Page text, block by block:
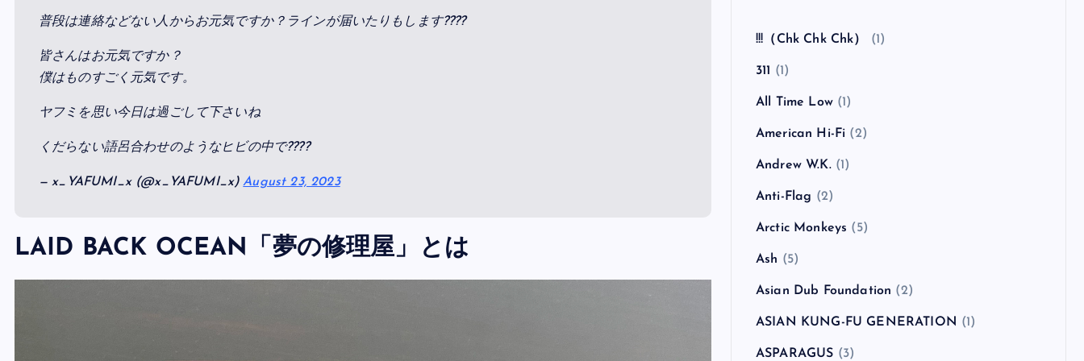
普段は連絡などない人からお元気ですか？ラインが届いたりもします????
皆さんはお元気ですか？
僕はものすごく元気です。
ヤフミを思い今日は過ごして下さいね
くだらない語呂合わせのようなヒビの中で????
— x_YAFUMI_x (@x_YAFUMI_x)August 23, 2023
LAID BACK OCEAN「夢の修理屋」とは
（ザ・コーラル インヴィジブル・インヴェイジ
ョン）
カテゴリー
!!!（Chk Chk Chk）
311(1)
All Time Low(1)
American Hi-Fi(2)